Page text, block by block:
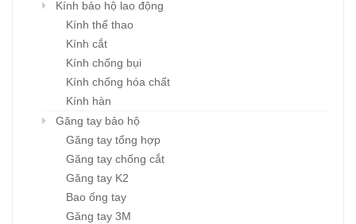
Kính bảo hộ lao động
Kính thể thao
Kính cắt
Kính chống bụi
Kính chống hóa chất
Kính hàn
Găng tay bảo hộ
Găng tay tổng hợp
Găng tay chống cắt
Găng tay K2
Bao ống tay
Găng tay 3M